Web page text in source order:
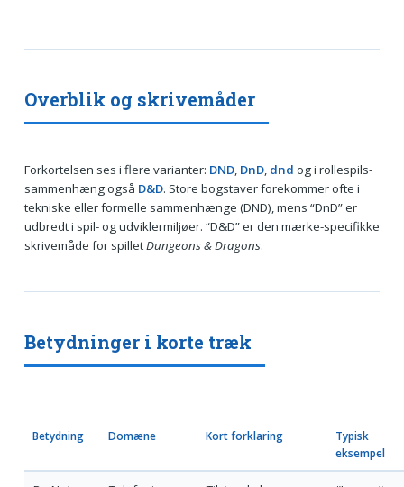
Overblik og skrivemåder
Forkortelsen ses i flere varianter: DND, DnD, dnd og i rollespils-
sammenhæng også D&D. Store bogstaver forekommer ofte i
tekniske eller formelle sammenhænge (DND), mens “DnD” er
udbredt i spil- og udviklermiljøer. “D&D” er den mærke-specifikke
skrivemåde for spilletDungeons & Dragons.
Betydninger i korte træk
Betydning Domæne Kort forklaring
Typisk
eksempel